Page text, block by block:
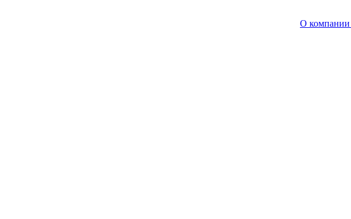
О компании